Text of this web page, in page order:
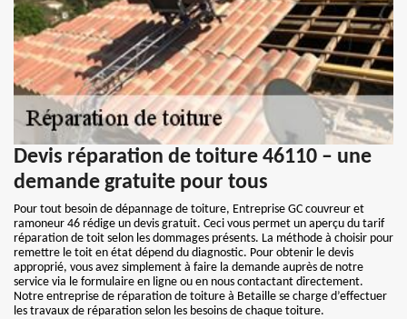
Devis réparation de toiture 46110 – une
demande gratuite pour tous
Pour tout besoin de dépannage de toiture, Entreprise GC couvreur et
ramoneur 46 rédige un devis gratuit. Ceci vous permet un aperçu du tarif
réparation de toit selon les dommages présents. La méthode à choisir pour
remettre le toit en état dépend du diagnostic. Pour obtenir le devis
approprié, vous avez simplement à faire la demande auprès de notre
service via le formulaire en ligne ou en nous contactant directement.
Notre entreprise de réparation de toiture à Betaille se charge d’effectuer
les travaux de réparation selon les besoins de chaque toiture.